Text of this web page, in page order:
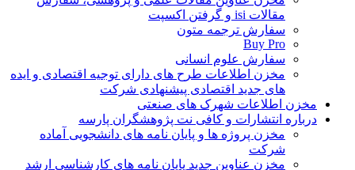
مقالات isi و گرفتن اکسپت
سفارش ترجمه متون
Buy Pro
سفارش علوم انسانی
مخزن اطلاعات طرح های دارای توجیه اقتصادی و ایده
های جدید اقتصادی پیشنهادی شرکت
مخزن اطلاعات شهرک های صنعتی
درباره انتشارات و کافی نت پژوهشگران پارسه
مخزن پروژه ها و پایان نامه های دانشجویی آماده
شرکت
مخزن عناوین جدید پایان نامه های کارشناسی ارشد